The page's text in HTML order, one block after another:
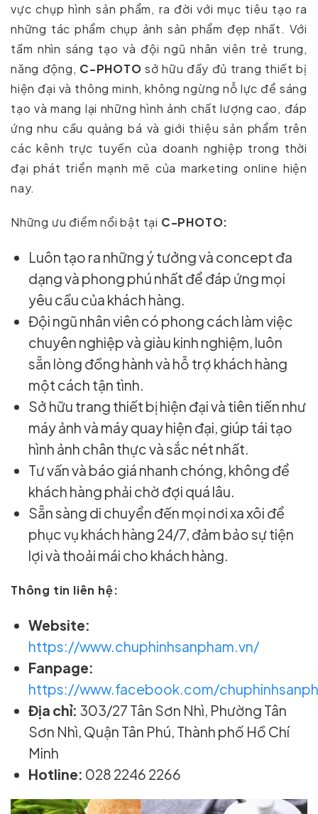
vực chụp hình sản phẩm, ra đời với mục tiêu tạo ra
những tác phẩm chụp ảnh sản phẩm đẹp nhất. Với
tầm nhìn sáng tạo và đội ngũ nhân viên trẻ trung,
năng động, C-PHOTO sở hữu đầy đủ trang thiết bị
hiện đại và thông minh, không ngừng nỗ lực để sáng
tạo và mang lại những hình ảnh chất lượng cao, đáp
ứng nhu cầu quảng bá và giới thiệu sản phẩm trên
các kênh trực tuyến của doanh nghiệp trong thời
đại phát triển mạnh mẽ của marketing online hiện
nay.
Những ưu điểm nổi bật tại C-PHOTO:
Luôn tạo ra những ý tưởng và concept đa
dạng và phong phú nhất để đáp ứng mọi
yêu cầu của khách hàng.
Đội ngũ nhân viên có phong cách làm việc
chuyên nghiệp và giàu kinh nghiệm, luôn
sẵn lòng đồng hành và hỗ trợ khách hàng
một cách tận tình.
Sở hữu trang thiết bị hiện đại và tiên tiến như
máy ảnh và máy quay hiện đại, giúp tái tạo
hình ảnh chân thực và sắc nét nhất.
Tư vấn và báo giá nhanh chóng, không để
khách hàng phải chờ đợi quá lâu.
Sẵn sàng di chuyển đến mọi nơi xa xôi để
phục vụ khách hàng 24/7, đảm bảo sự tiện
lợi và thoải mái cho khách hàng.
Thông tin liên hệ:
Website:
https://www.chuphinhsanpham.vn/
Fanpage:
https://www.facebook.com/
Địa chỉ: 303/27 Tân Sơn Nhì, Phường Tân
Sơn Nhì, Quận Tân Phú, Thành phố Hồ Chí
Minh
Hotline: 028 2246 2266